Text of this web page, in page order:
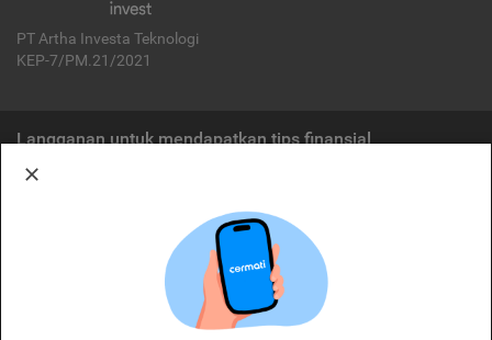
PT Artha Investa Teknologi
KEP-7/PM.21/2021
Langganan untuk mendapatkan tips finansial
Cermati merupakan penyelenggara agregasi jasa keuangan yang terdaftar di
OJK. Oleh karena itu, produk dan/atau layanan jasa keuangan yang
ditawarkan bukan merupakan produk dan/atau layanan jasa keuangan yang
diterbitkan oleh Cermati dan Cermati tidak bertanggung jawab atas tuntutan